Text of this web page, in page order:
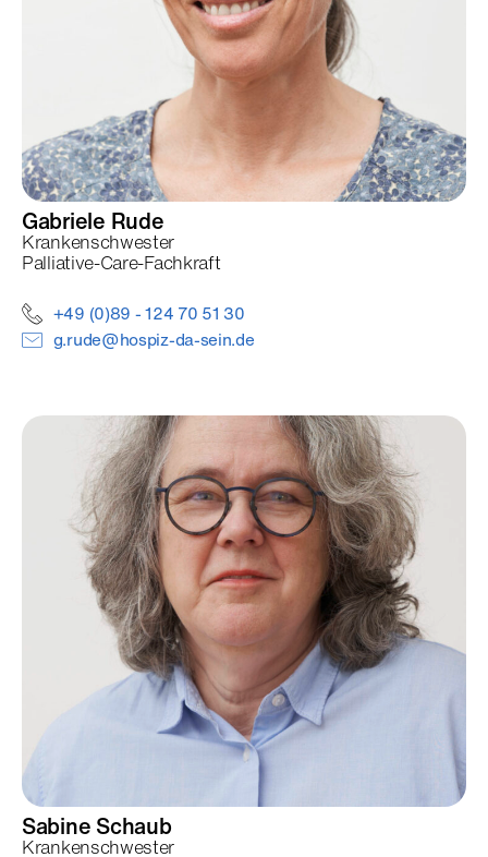
Gabriele Rude
Krankenschwester
Palliative-Care-Fachkraft
+49 (0)89 - 124 70 51 30
g.rude@hospiz-da-sein.de
Sabine Schaub
Krankenschwester